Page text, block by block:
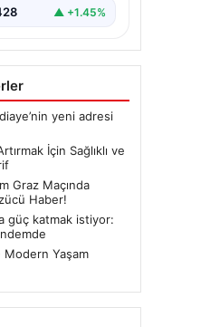
▲ +1.45%
yeni adresi
İçin Sağlıklı ve
Graz Maçında
Haber!
güç katmak istiyor:
Modern Yaşam